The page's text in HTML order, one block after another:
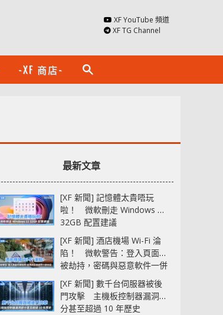
XF YouTube 頻道
XF TG Channel
-XF 商店- search
最新文章
[XF 新聞] 記憶體太貴唔玩
啦！ 微軟刪走 Windows 11
32GB 配置建議
[XF 新聞] 酒店機場 Wi-Fi 淪
陷！ 微軟警告：登入頁面可
被劫持，密碼與惡意軟件一併
中招
[XF 新聞] 數千台伺服器被後
門攻擊 主機板控制器漏洞部
分甚至超過 10 年歷史